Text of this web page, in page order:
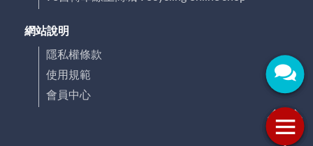
網站說明
隱私權條款
使用規範
會員中心